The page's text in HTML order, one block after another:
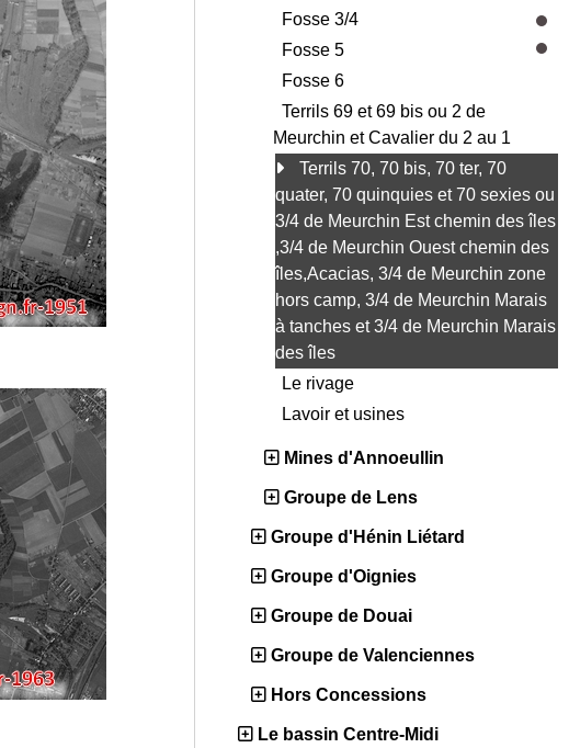
Fosse 3/4
Fosse 5
Fosse 6
Terrils 69 et 69 bis ou 2 de
Meurchin et Cavalier du 2 au 1
Terrils 70, 70 bis, 70 ter, 70
quater, 70 quinquies et 70 sexies ou
3/4 de Meurchin Est chemin des îles
,3/4 de Meurchin Ouest chemin des
îles,Acacias, 3/4 de Meurchin zone
hors camp, 3/4 de Meurchin Marais
à tanches et 3/4 de Meurchin Marais
des îles
Le rivage
Lavoir et usines
Mines d'Annoeullin
Groupe de Lens
Groupe d'Hénin Liétard
Groupe d'Oignies
Groupe de Douai
Groupe de Valenciennes
Hors Concessions
Le bassin Centre-Midi